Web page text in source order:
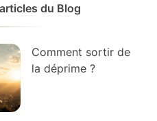
du Blog
Comment sortir de
la déprime ?